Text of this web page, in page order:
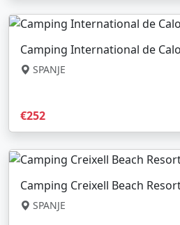
Camping International de
SPANJE
€252
Camping Creixell Beach
SPANJE